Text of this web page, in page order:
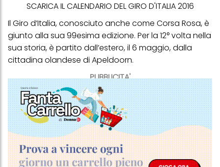
PUBBLICITA'
SCARICA IL CALENDARIO DEL GIRO D'ITALIA 2016
Il Giro d’Italia, conosciuto anche come Corsa Rosa, è
giunto alla sua 99esima edizione. Per la 12° volta nella
sua storia, è partito dall’estero, il 6 maggio, dalla
cittadina olandese di Apeldoorn.